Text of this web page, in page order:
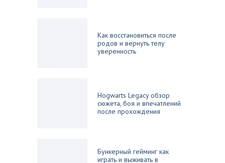
Как восстановиться после
родов и вернуть телу
уверенность
Hogwarts Legacy обзор
сюжета, боя и впечатлений
после прохождения
Бункерный гейминг как
играть и выживать в